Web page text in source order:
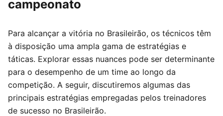
campeonato
Para alcançar a vitória no Brasileirão, os técnicos têm
à disposição uma ampla gama de estratégias e
táticas. Explorar essas nuances pode ser determinante
para o desempenho de um time ao longo da
competição. A seguir, discutiremos algumas das
principais estratégias empregadas pelos treinadores
de sucesso no Brasileirão.